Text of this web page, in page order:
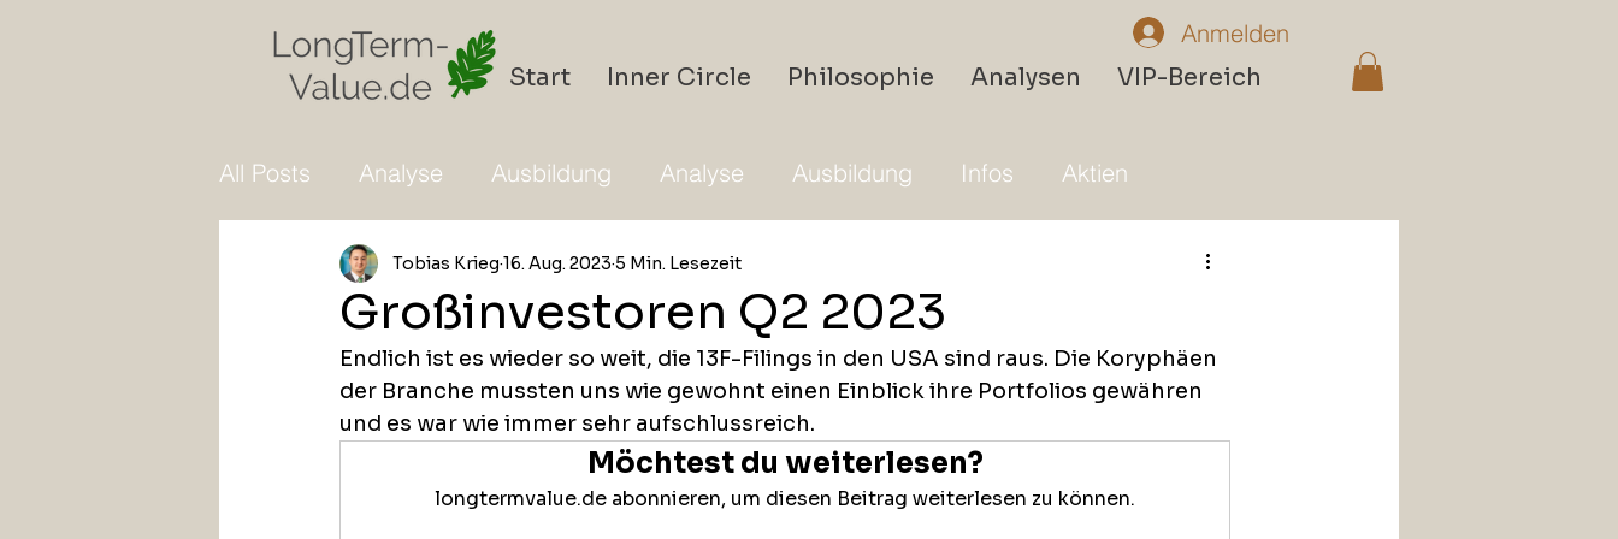
Start Inner Circle Philosophie Analysen VIP-Bereich
Anmelden
All Posts Analyse Ausbildung Analyse Ausbildung Infos Aktien
Großinvestoren Q2 2023
Tobias Krieg 16. Aug. 2023 5 Min. Lesezeit
Endlich ist es wieder so weit, die 13F-Filings in den USA sind raus. Die Koryphäen
der Branche mussten uns wie gewohnt einen Einblick ihre Portfolios gewähren
und es war wie immer sehr aufschlussreich.
Möchtest du weiterlesen?
longtermvalue.de abonnieren, um diesen Beitrag weiterlesen zu können.